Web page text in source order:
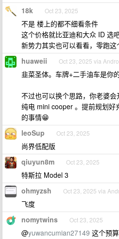
18k Oct 23, 2025
不是 楼上的都不细看条件
这个价格就比亚迪和大众 ID 选
新势力其实也可以看看，零跑
huaweii Oct 23, 2025 via
韭菜圣体。车牌+二手油车是你
不过也可以换个思路，你老婆
纯电 mini cooper 。提前规划
的事情😁
leoSup Oct 23, 2025
尚界低配版
qiuyun8m Oct 23, 2025
特斯拉 Model 3
ohmyzsh Oct 23, 2025 via
飞度
nomytwins Oct 23, 2025
@yuwancumian27149 这个预